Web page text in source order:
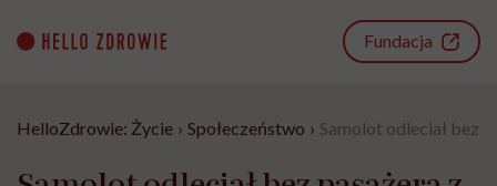
content
Fundacja
HelloZdrowie: Życie › Społeczeństwo › Samolot odleciał bez